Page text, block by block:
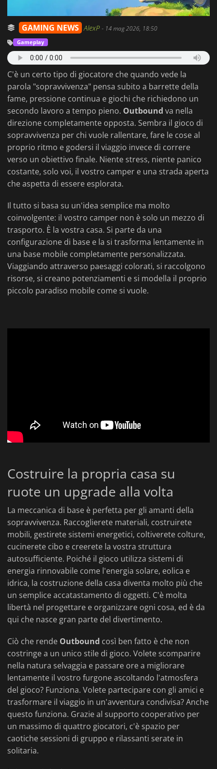
GAMING NEWS AlexP - 14 mag 2026, 18:50
Gameplay
C'è un certo tipo di giocatore che quando vede la
parola "sopravvivenza" pensa subito a barrette della
fame, pressione continua e giochi che richiedono un
secondo lavoro a tempo pieno. Outbound va nella
direzione completamente opposta. Sembra il gioco di
sopravvivenza per chi vuole rallentare, fare le cose al
proprio ritmo e godersi il viaggio invece di correre
verso un obiettivo finale. Niente stress, niente panico
costante, solo voi, il vostro camper e una strada aperta
che aspetta di essere esplorata.
Il tutto si basa su un'idea semplice ma molto
coinvolgente: il vostro camper non è solo un mezzo di
trasporto. È la vostra casa. Si parte da una
configurazione di base e la si trasforma lentamente in
una base mobile completamente personalizzata.
Viaggiando attraverso paesaggi colorati, si raccolgono
risorse, si creano potenziamenti e si modella il proprio
piccolo paradiso mobile come si vuole.
Costruire la propria casa su
ruote un upgrade alla volta
La meccanica di base è perfetta per gli amanti della
sopravvivenza. Raccoglierete materiali, costruirete
mobili, gestirete sistemi energetici, coltiverete colture,
cucinerete cibo e creerete la vostra struttura
autosufficiente. Poiché il gioco utilizza sistemi di
energia rinnovabile come l'energia solare, eolica e
idrica, la costruzione della casa diventa molto più che
un semplice accatastamento di oggetti. C'è molta
libertà nel progettare e organizzare ogni cosa, ed è da
qui che nasce gran parte del divertimento.
Ciò che rende Outbound così ben fatto è che non
costringe a un unico stile di gioco. Volete scomparire
nella natura selvaggia e passare ore a migliorare
lentamente il vostro furgone ascoltando l'atmosfera
del gioco? Funziona. Volete partecipare con gli amici e
trasformare il viaggio in un'avventura condivisa? Anche
questo funziona. Grazie al supporto cooperativo per
un massimo di quattro giocatori, c'è spazio per
caotiche sessioni di gruppo e rilassanti serate in
solitaria.